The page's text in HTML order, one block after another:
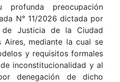
profunda preocupación
N° 11/2026 dictada por
de Justicia de la Ciudad
Aires, mediante la cual se
y requisitos formales
inconstitucionalidad y al
denegación de dicho